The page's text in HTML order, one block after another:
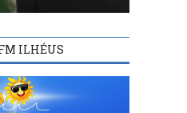
DESTAQUES
ILHÉUS